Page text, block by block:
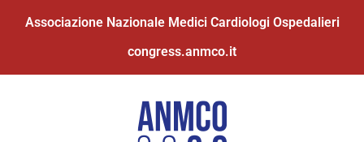
Associazione Nazionale Medici Cardiologi Ospedalieri
congress.anmco.it